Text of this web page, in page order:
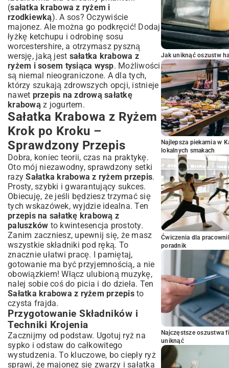
(sałatka krabowa z ryżem i
rzodkiewką). A sos? Oczywiście
majonez. Ale można go podkręcić! Dodaj
łyżkę ketchupu i odrobinę sosu
worcestershire, a otrzymasz pyszną
wersję, jaką jest sałatka krabowa z
ryżem i sosem tysiąca wysp. Możliwości
są niemal nieograniczone. A dla tych,
którzy szukają zdrowszych opcji, istnieje
nawet przepis na zdrową sałatkę
krabowąz jogurtem.
Sałatka Krabowa z Ryżem
Krok po Kroku –
Sprawdzony Przepis
Dobra, koniec teorii, czas na praktykę.
Oto mój niezawodny, sprawdzony setki
razySałatka krabowa z ryżem przepis.
Prosty, szybki i gwarantujący sukces.
Obiecuję, że jeśli będziesz trzymać się
tych wskazówek, wyjdzie idealna. Ten
przepis na sałatkę krabową z
paluszków to kwintesencja prostoty.
Zanim zaczniesz, upewnij się, że masz
wszystkie składniki pod ręką. To
znacznie ułatwi pracę. I pamiętaj,
gotowanie ma być przyjemnością, a nie
obowiązkiem! Włącz ulubioną muzykę,
nalej sobie coś do picia i do dzieła. Ten
Sałatka krabowa z ryżem przepisto
czysta frajda.
Przygotowanie Składników i
Techniki Krojenia
Zacznijmy od podstaw. Ugotuj ryż na
sypko i odstaw do całkowitego
wystudzenia. To kluczowe, bo ciepły ryż
sprawi, że majonez się zwarzy i sałatka
Jak uniknąć oszustw
Najlepsza piekarnia w
lokalnych smakach
Ćwiczenia dla
poradnik
Najczęstsze oszustwa
uniknąć